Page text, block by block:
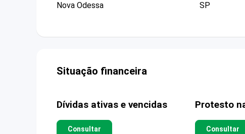
Nova Odessa
SP
Situação financeira
Dívidas ativas e vencidas
Consultar
Protesto
Consultar